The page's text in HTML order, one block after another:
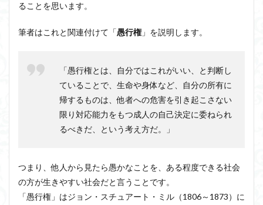
ることを思います。
筆者はこれと関連付けて「愚行権」を説明します。
「愚行権とは、自分ではこれがいい、と判断し
ていることで、生命や身体など、自分の所有に
帰するものは、他者への危害を引き起こさない
限り対応能力をもつ成人の自己決定に委ねられ
るべきだ、という考え方だ。」
つまり、他人から見たら愚かなことを、ある程度できる社会
の方が生きやすい社会だと言うことです。
「愚行権」はジョン・スチュアート・ミル（1806～1873）に